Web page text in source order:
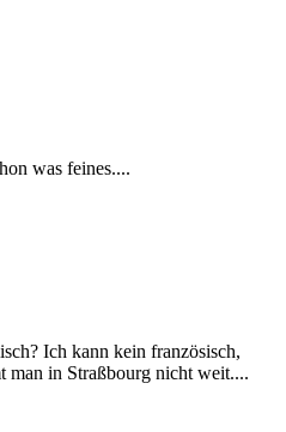
was feines....
Ich kann kein französisch,
man in Straßbourg nicht weit....